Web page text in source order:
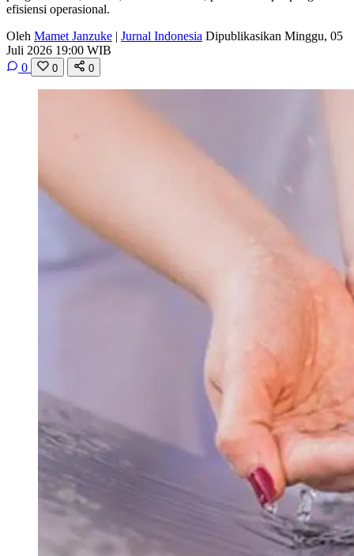
efisiensi operasional.
Oleh Mamet Janzuke | Jurnal Indonesia Dipublikasikan Minggu, 05
Juli 2026 19:00 WIB
0
0 0